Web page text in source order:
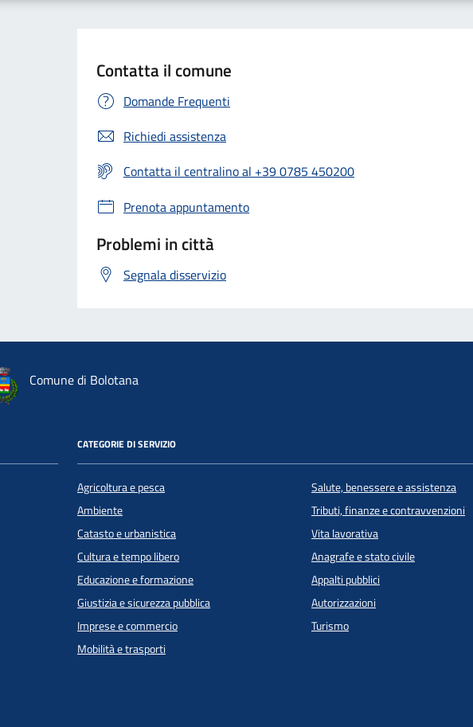
Contatta il comune
Domande Frequenti
Richiedi assistenza
Contatta il centralino al +39 0785 450200
Prenota appuntamento
Problemi in città
Segnala disservizio
Comune di Bolotana
CATEGORIE DI SERVIZIO
Agricoltura e pesca
Ambiente
Catasto e urbanistica
Cultura e tempo libero
Educazione e formazione
Giustizia e sicurezza pubblica
Imprese e commercio
Mobilità e trasporti
Salute, benessere e assistenza
Tributi, finanze e contravvenzioni
Vita lavorativa
Anagrafe e stato civile
Appalti pubblici
Autorizzazioni
Turismo